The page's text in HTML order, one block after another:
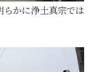
かに浄土真宗では